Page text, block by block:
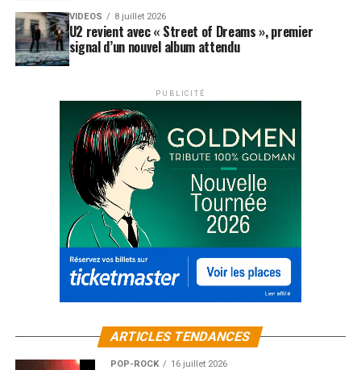
VIDEOS 8 juillet 2026
U2 revient avec « Street of Dreams », premier
signal d’un nouvel album attendu
PUBLICITÉ
ARTICLES TENDANCES
POP-ROCK 16 juillet 2026